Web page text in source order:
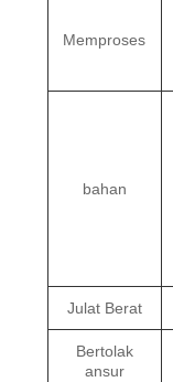
Memproses
bahan
Julat Berat
Bertolak
ansur